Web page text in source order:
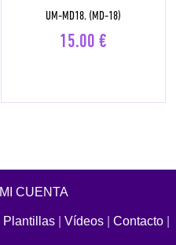
UM-MD18. (MD-18)
15.00 €
MI CUENTA
Plantillas Vídeos Contacto